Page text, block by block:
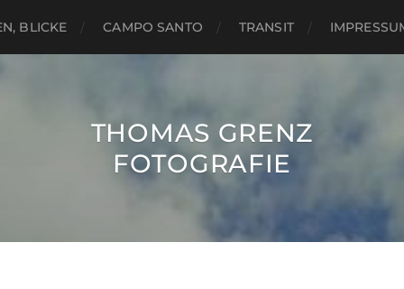
BLICKE CAMPO SANTO TRANSIT
THOMAS GRENZ
FOTOGRAFIE